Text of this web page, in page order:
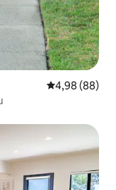
Средна
4,98 (88)